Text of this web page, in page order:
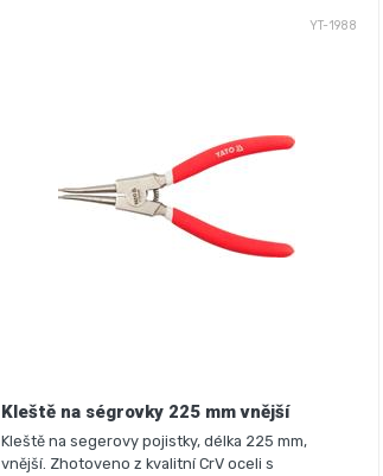
YT-1988
Kleště na ségrovky 225 mm vnější
Kleště na segerovy pojistky, délka 225 mm,
vnější. Zhotoveno z kvalitní CrV oceli s